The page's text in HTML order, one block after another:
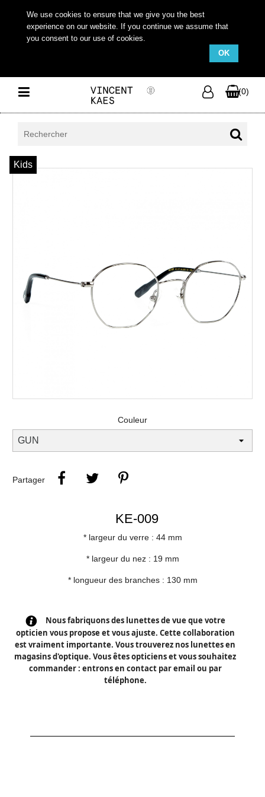
We use cookies to ensure that we give you the best
experience on our website. If you continue we assume that
you consent to our use of cookies.
OK
(0)
Kids
Couleur
Partager
KE-009
* largeur du verre : 44 mm
* largeur du nez : 19 mm
* longueur des branches : 130 mm
Nous fabriquons des lunettes de vue que votre
opticien vous propose et vous ajuste. Cette collaboration
est vraiment importante. Vous trouverez nos lunettes en
magasins d'optique. Vous êtes opticiens et vous souhaitez
commander : entrons en contact par email ou par
téléphone.